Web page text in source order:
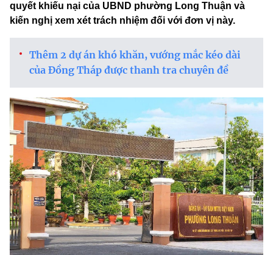
quyết khiếu nại của UBND phường Long Thuận và
kiến nghị xem xét trách nhiệm đối với đơn vị này.
Thêm 2 dự án khó khăn, vướng mắc kéo dài
của Đồng Tháp được thanh tra chuyên đề